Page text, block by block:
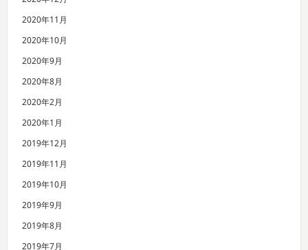
2020年11月
2020年10月
2020年9月
2020年8月
2020年2月
2020年1月
2019年12月
2019年11月
2019年10月
2019年9月
2019年8月
2019年7月